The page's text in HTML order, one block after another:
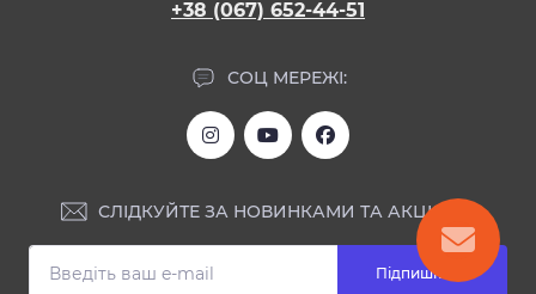
+38 (067) 652-44-51
СОЦ МЕРЕЖІ:
СЛІДКУЙТЕ ЗА НОВИНКАМИ ТА АКЦІЯМИ:
Підпишіться